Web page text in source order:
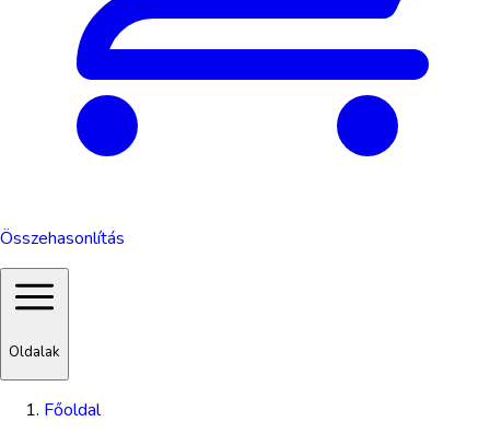
Összehasonlítás
Oldalak
Főoldal